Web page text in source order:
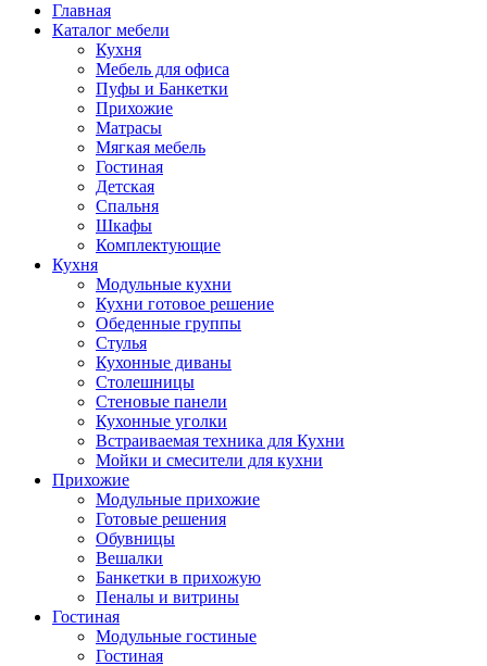
Главная
Каталог мебели
Кухня
Мебель для офиса
Пуфы и Банкетки
Прихожие
Матрасы
Мягкая мебель
Гостиная
Детская
Спальня
Шкафы
Комплектующие
Кухня
Модульные кухни
Кухни готовое решение
Обеденные группы
Стулья
Кухонные диваны
Столешницы
Стеновые панели
Кухонные уголки
Встраиваемая техника для Кухни
Мойки и смесители для кухни
Прихожие
Модульные прихожие
Готовые решения
Обувницы
Вешалки
Банкетки в прихожую
Пеналы и витрины
Гостиная
Модульные гостиные
Гостиная